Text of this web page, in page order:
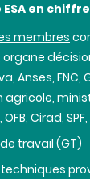
en
membres
Anses, FNC,
agricole,
Cirad, SPF,
travail (GT)
techniques